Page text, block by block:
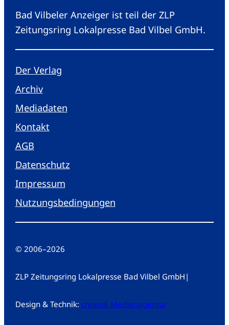
Bad Vilbeler Anzeiger ist teil der ZLP
Zeitungsring Lokalpresse Bad Vilbel GmbH.
Der Verlag
Archiv
Mediadaten
Kontakt
AGB
Datenschutz
Impressum
Nutzungsbedingungen
© 2006–2026
ZLP Zeitungsring Lokalpresse Bad Vilbel GmbH |
Design & Technik: creandi Medienagentur